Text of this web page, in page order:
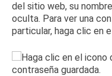
del sitio web, su
oculta. Para ver una
particular, haga clic en